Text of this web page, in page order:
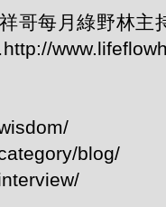
哥每月綠野林主
blog/